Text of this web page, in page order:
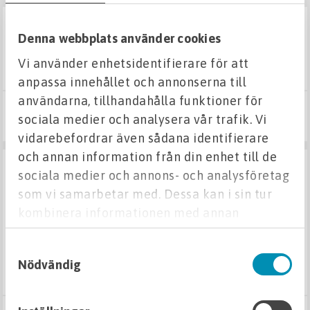
Denna webbplats använder cookies
Vi använder enhetsidentifierare för att
anpassa innehållet och annonserna till
användarna, tillhandahålla funktioner för
sociala medier och analysera vår trafik. Vi
vidarebefordrar även sådana identifierare
och annan information från din enhet till de
sociala medier och annons- och analysföretag
som vi samarbetar med. Dessa kan i sin tur
kombinera informationen med annan
information som du har tillhandahållit eller
som de har samlat in när du har använt deras
tjänster.
Nödvändig
Avloppspaket med WC - normal skyddsnivå
Avloppspaket med WC - hög skyddsnivå
Avloppstankar slutna
Infiltrationspaket
Slamavskiljare
Biotankar
Fosforfällor
Fördelnings- och utloppsbrunnar
avloppstank cipax 6000l pe med lock
30 840 kr Köp
avloppstank fann-paket st 3006l, wc eller regnvatten